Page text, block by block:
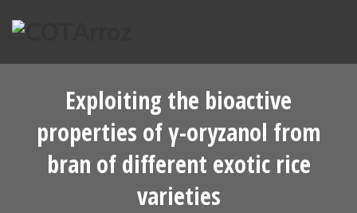
para
conteúdo
Exploiting the bioactive
properties of γ-oryzanol from
bran of different exotic rice
varieties